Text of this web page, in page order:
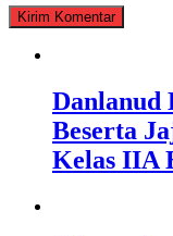
Danlanud
Beserta
Kelas IIA